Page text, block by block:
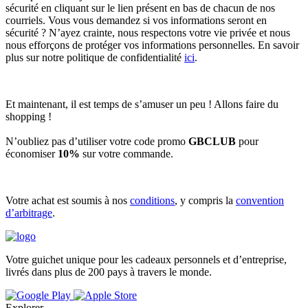
sécurité en cliquant sur le lien présent en bas de chacun de nos
courriels. Vous vous demandez si vos informations seront en
sécurité ? N’ayez crainte, nous respectons votre vie privée et nous
nous efforçons de protéger vos informations personnelles. En savoir
plus sur notre politique de confidentialité ici.
Et maintenant, il est temps de s’amuser un peu ! Allons faire du
shopping !
N’oubliez pas d’utiliser votre code promo GBCLUB pour
économiser 10% sur votre commande.
Votre achat est soumis à nos conditions, y compris la convention
d’arbitrage.
Votre guichet unique pour les cadeaux personnels et d’entreprise,
livrés dans plus de 200 pays à travers le monde.